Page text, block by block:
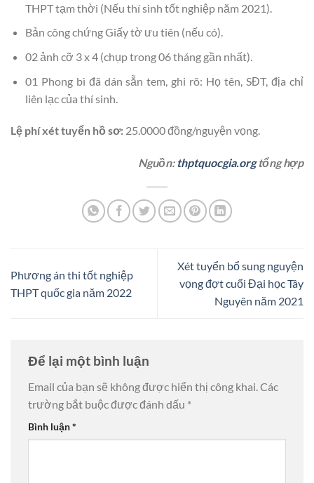
THPT tạm thời (Nếu thí sinh tốt nghiệp năm 2021).
Bản công chứng Giấy tờ ưu tiên (nếu có).
02 ảnh cỡ 3 x 4 (chụp trong 06 tháng gần nhất).
01 Phong bì đã dán sẵn tem, ghi rõ: Họ tên, SĐT, địa chỉ
liên lạc của thí sinh.
Lệ phí xét tuyển hồ sơ: 25.0000 đồng/nguyện vọng.
Nguồn: thptquocgia.orgtổng hợp
Phương án thi tốt nghiệp
THPT quốc gia năm 2022
Xét tuyển bổ sung nguyện
vọng đợt cuối Đại học Tây
Nguyên năm 2021
Để lại một bình luận
Email của bạn sẽ không được hiển thị công khai.Các
trường bắt buộc được đánh dấu *
Bình luận*